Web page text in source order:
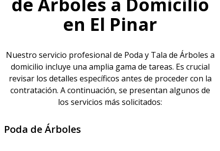
en El Pinar
Nuestro servicio profesional de Poda y Tala de Árboles a
domicilio incluye una amplia gama de tareas. Es crucial
revisar los detalles específicos antes de proceder con la
contratación. A continuación, se presentan algunos de
los servicios más solicitados:
Poda de Árboles